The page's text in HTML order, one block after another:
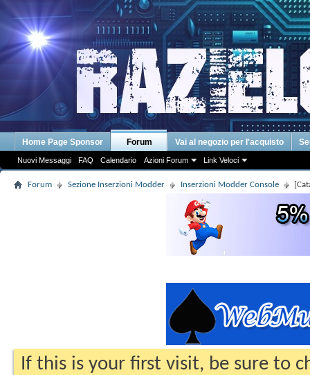
Home Page Sponsor Forum
Nuovi Messaggi FAQ Calendario Azioni Forum Link Veloci
Vai al negozio per l'acquisto
Forum Sezione Inserzioni Modder Inserzioni Modder Console
If this is your first visit, be sure to